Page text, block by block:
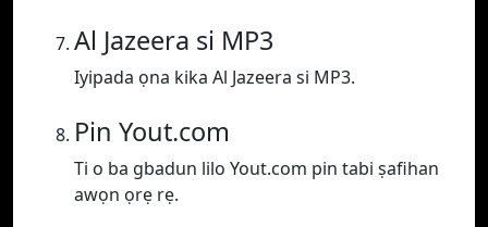
Al Jazeera si MP3
Iyipada ọna kika Al Jazeera si MP3.
Pin Yout.com
Ti o ba gbadun lilo Yout.com pin tabi ṣafihan
awọn ọrẹ rẹ.